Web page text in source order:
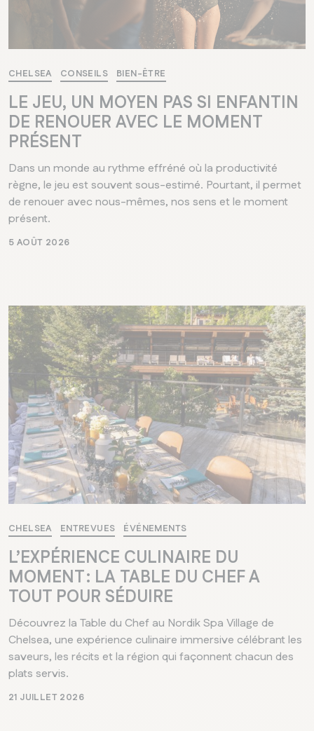
CHELSEA CONSEILS BIEN-ÊTRE
LE JEU, UN MOYEN PAS SI ENFANTIN
DE RENOUER AVEC LE MOMENT
PRÉSENT
Dans un monde au rythme effréné où la productivité
règne, le jeu est souvent sous-estimé. Pourtant, il permet
de renouer avec nous-mêmes, nos sens et le moment
présent.
5 AOÛT 2026
CHELSEA ENTREVUES ÉVÉNEMENTS
L’EXPÉRIENCE CULINAIRE DU
MOMENT : LA TABLE DU CHEF A
TOUT POUR SÉDUIRE
Découvrez la Table du Chef au Nordik Spa Village de
Chelsea, une expérience culinaire immersive célébrant les
saveurs, les récits et la région qui façonnent chacun des
plats servis.
21 JUILLET 2026